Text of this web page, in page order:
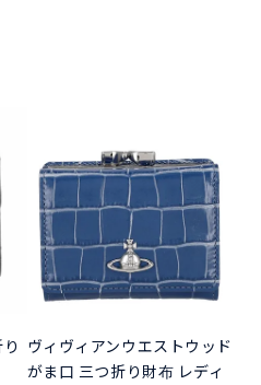
ヴィヴィアンウエストウッド
がま口 三つ折り財布 レディ